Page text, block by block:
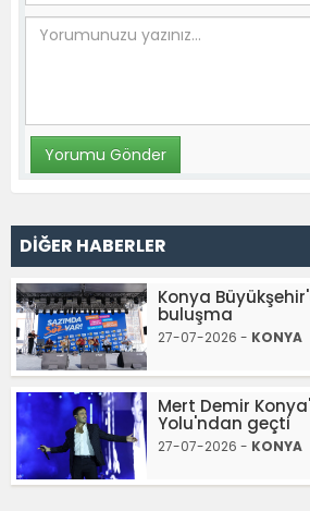
DİĞER HABERLER
Konya
buluşma
27-07-2026 - KONYA
Mert Demir
Yolu'ndan geçti
27-07-2026 - KONYA